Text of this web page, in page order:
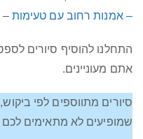
– אמנות רחוב עם טעימות –
התחלנו להוסיף סיורים
אתם מעוניינים.
סיורים מתווספים לפי
שמופיעים לא מתאימים לכם